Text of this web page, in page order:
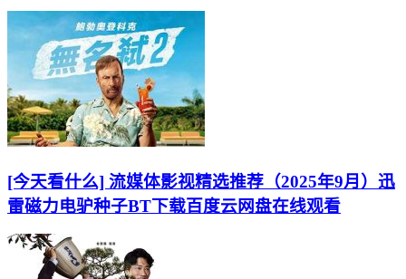
[今天看什么] 流媒体影视精选推荐（2025年9月）迅
雷磁力电驴种子BT下载百度云网盘在线观看